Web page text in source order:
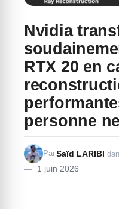
Nvidia
RTX 20 en
personne
1 juin 2026
ParSaïd LARIBI